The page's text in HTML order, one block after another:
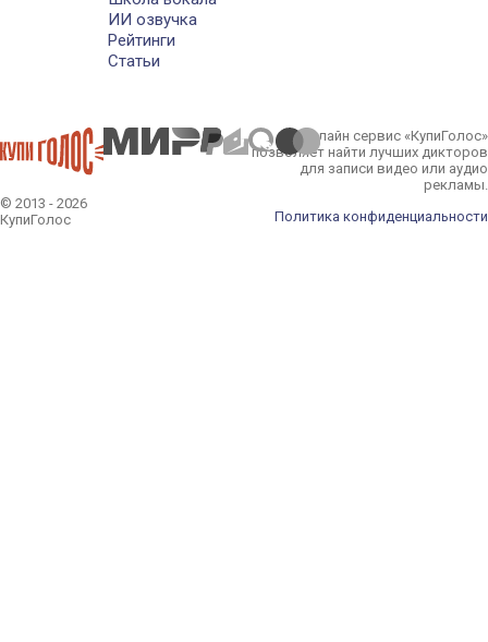
ИИ озвучка
Рейтинги
Статьи
© 2013 - 2026
КупиГолос
Онлайн сервис «КупиГолос»
позволяет найти лучших дикторов
для записи видео или аудио
рекламы.
Политика конфиденциальности